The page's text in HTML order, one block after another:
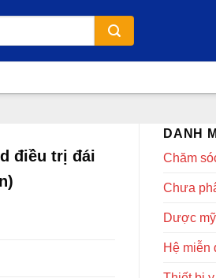
DANH
Chăm
Chưa
Dược
Hệ miễn
điều trị đái